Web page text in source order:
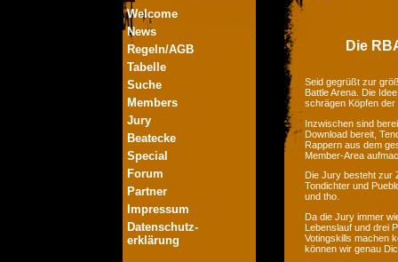
Welcome
News
Regeln/AGB
Tabelle
Suche
Members
Jury
Beatecke
Special
Forum
Partner
Impressum
Datenschutz-
erklärung
Die
Seid gegrüßt zur
Battle Arena. Die
schrägen Köpfen
Inzwischen sind
Download bereit,
Rappern aus dem
Member-Area
Die Jury besteht zur
Tondichter und
und tho.
Da die Jury immer
Lebenslauf und drei
Votingskills machen
können wir genau